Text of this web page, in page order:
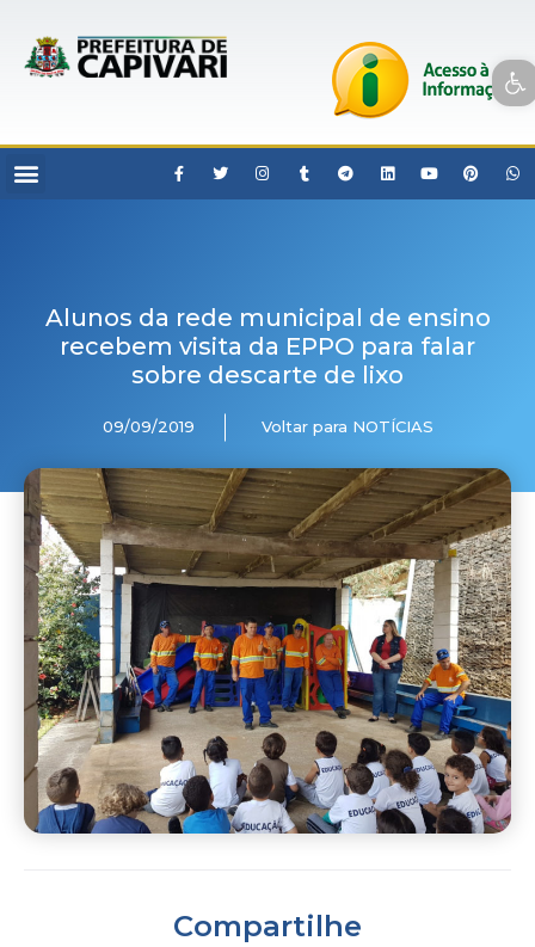
Open toolbar
Alunos da rede municipal de ensino
recebem visita da EPPO para falar
sobre descarte de lixo
09/09/2019 Voltar para NOTÍCIAS
Compartilhe